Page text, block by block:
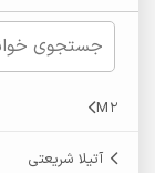
M2
آتیلا شریعتی